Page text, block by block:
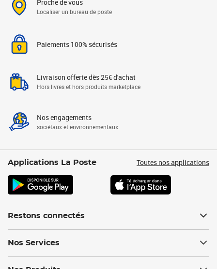
Proche de vous
Localiser un bureau de poste
Paiements 100% sécurisés
Livraison offerte dès 25€ d'achat
Hors livres et hors produits marketplace
Nos engagements
sociétaux et environnementaux
Applications La Poste Toutes nos applications
Restons connectés
Nos Services